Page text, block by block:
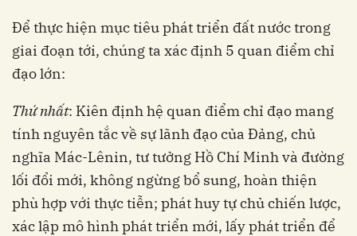
Để thực hiện mục tiêu phát triển đất nước trong
giai đoạn tới, chúng ta xác định 5 quan điểm chỉ
đạo lớn:
Thứ nhất: Kiên định hệ quan điểm chỉ đạo mang
tính nguyên tắc về sự lãnh đạo của Đảng, chủ
nghĩa Mác-Lênin, tư tưởng Hồ Chí Minh và đường
lối đổi mới, không ngừng bổ sung, hoàn thiện
phù hợp với thực tiễn; phát huy tự chủ chiến lược,
xác lập mô hình phát triển mới, lấy phát triển để